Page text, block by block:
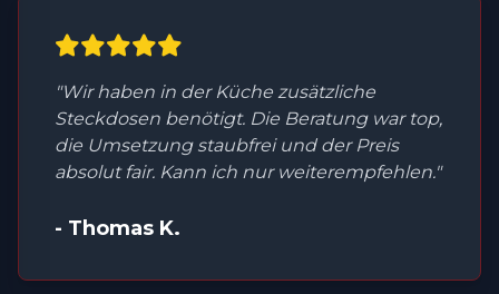
"Wir haben in der Küche zusätzliche
Steckdosen benötigt. Die Beratung war top,
die Umsetzung staubfrei und der Preis
absolut fair. Kann ich nur weiterempfehlen."
- Thomas K.